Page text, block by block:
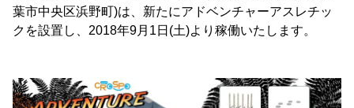
葉市中央区浜野町)は、新たにアドベンチャーアスレチッ
クを設置し、2018年9月1日(土)より稼働いたします。